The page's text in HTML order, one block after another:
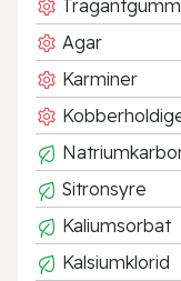
Agar
Karminer
Sitronsyre
Kaliumsorbat
Kalsiumklorid